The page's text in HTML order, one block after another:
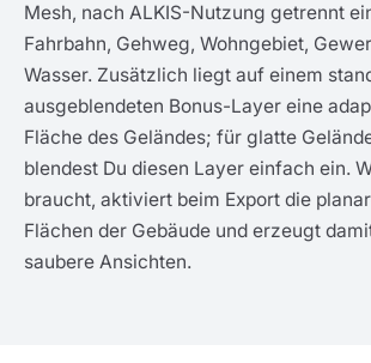
Mesh, nach ALKIS-Nutzung getrennt
Fahrbahn, Gehweg, Wohngebiet,
Wasser. Zusätzlich liegt auf einem
ausgeblendeten Bonus-Layer eine
Fläche des Geländes; für glatte
blendest Du diesen Layer einfach ein.
braucht, aktiviert beim Export die
Flächen der Gebäude und erzeugt
saubere Ansichten.